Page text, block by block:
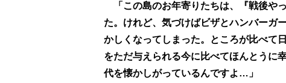
「この島のお年寄りたちは、『戦後や
た。けれど、気づけばビザとハンバーガ
かしくなってしまった。ところが比べて
をただ与えられる今に比べてほんとうに
代を懐かしがっているんですよ…」